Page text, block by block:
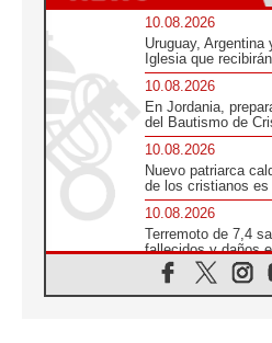
10.08.2026
Uruguay,
Iglesia que
10.08.2026
En Jordania,
del Bautismo de
10.08.2026
Nuevo patriarca
de los cristianos
10.08.2026
Terremoto de 7,4
fallecidos y daños
10.08.2026
Ébola en RD